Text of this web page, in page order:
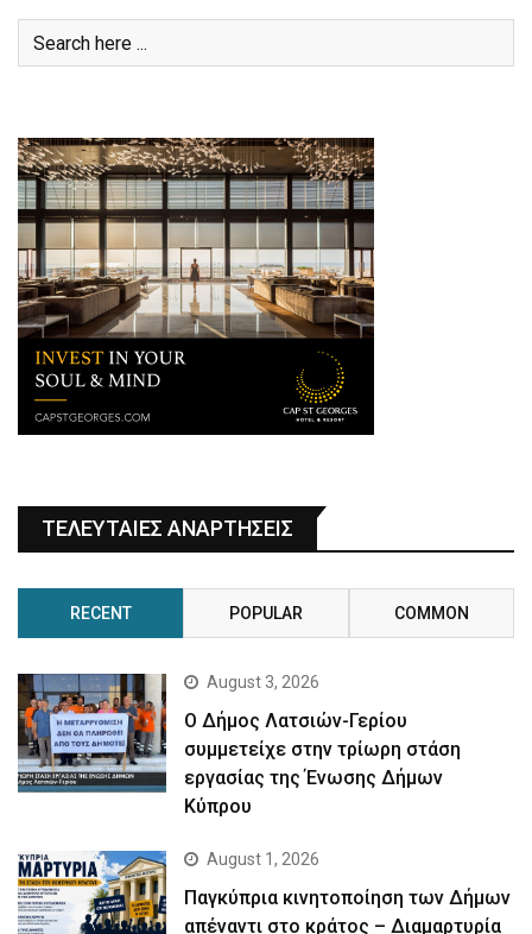
ΤΕΛΕΥΤΑΙΕΣ ΑΝΑΡΤΗΣΕΙΣ
RECENT POPULAR COMMON
August 3, 2026
Ο Δήμος Λατσιών-Γερίου
συμμετείχε στην τρίωρη στάση
εργασίας της Ένωσης Δήμων
Κύπρου
August 1, 2026
Παγκύπρια κινητοποίηση των Δήμων
απέναντι στο κράτος – Διαμαρτυρία